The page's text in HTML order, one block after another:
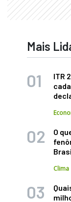
Mais
ITR
O
Clima